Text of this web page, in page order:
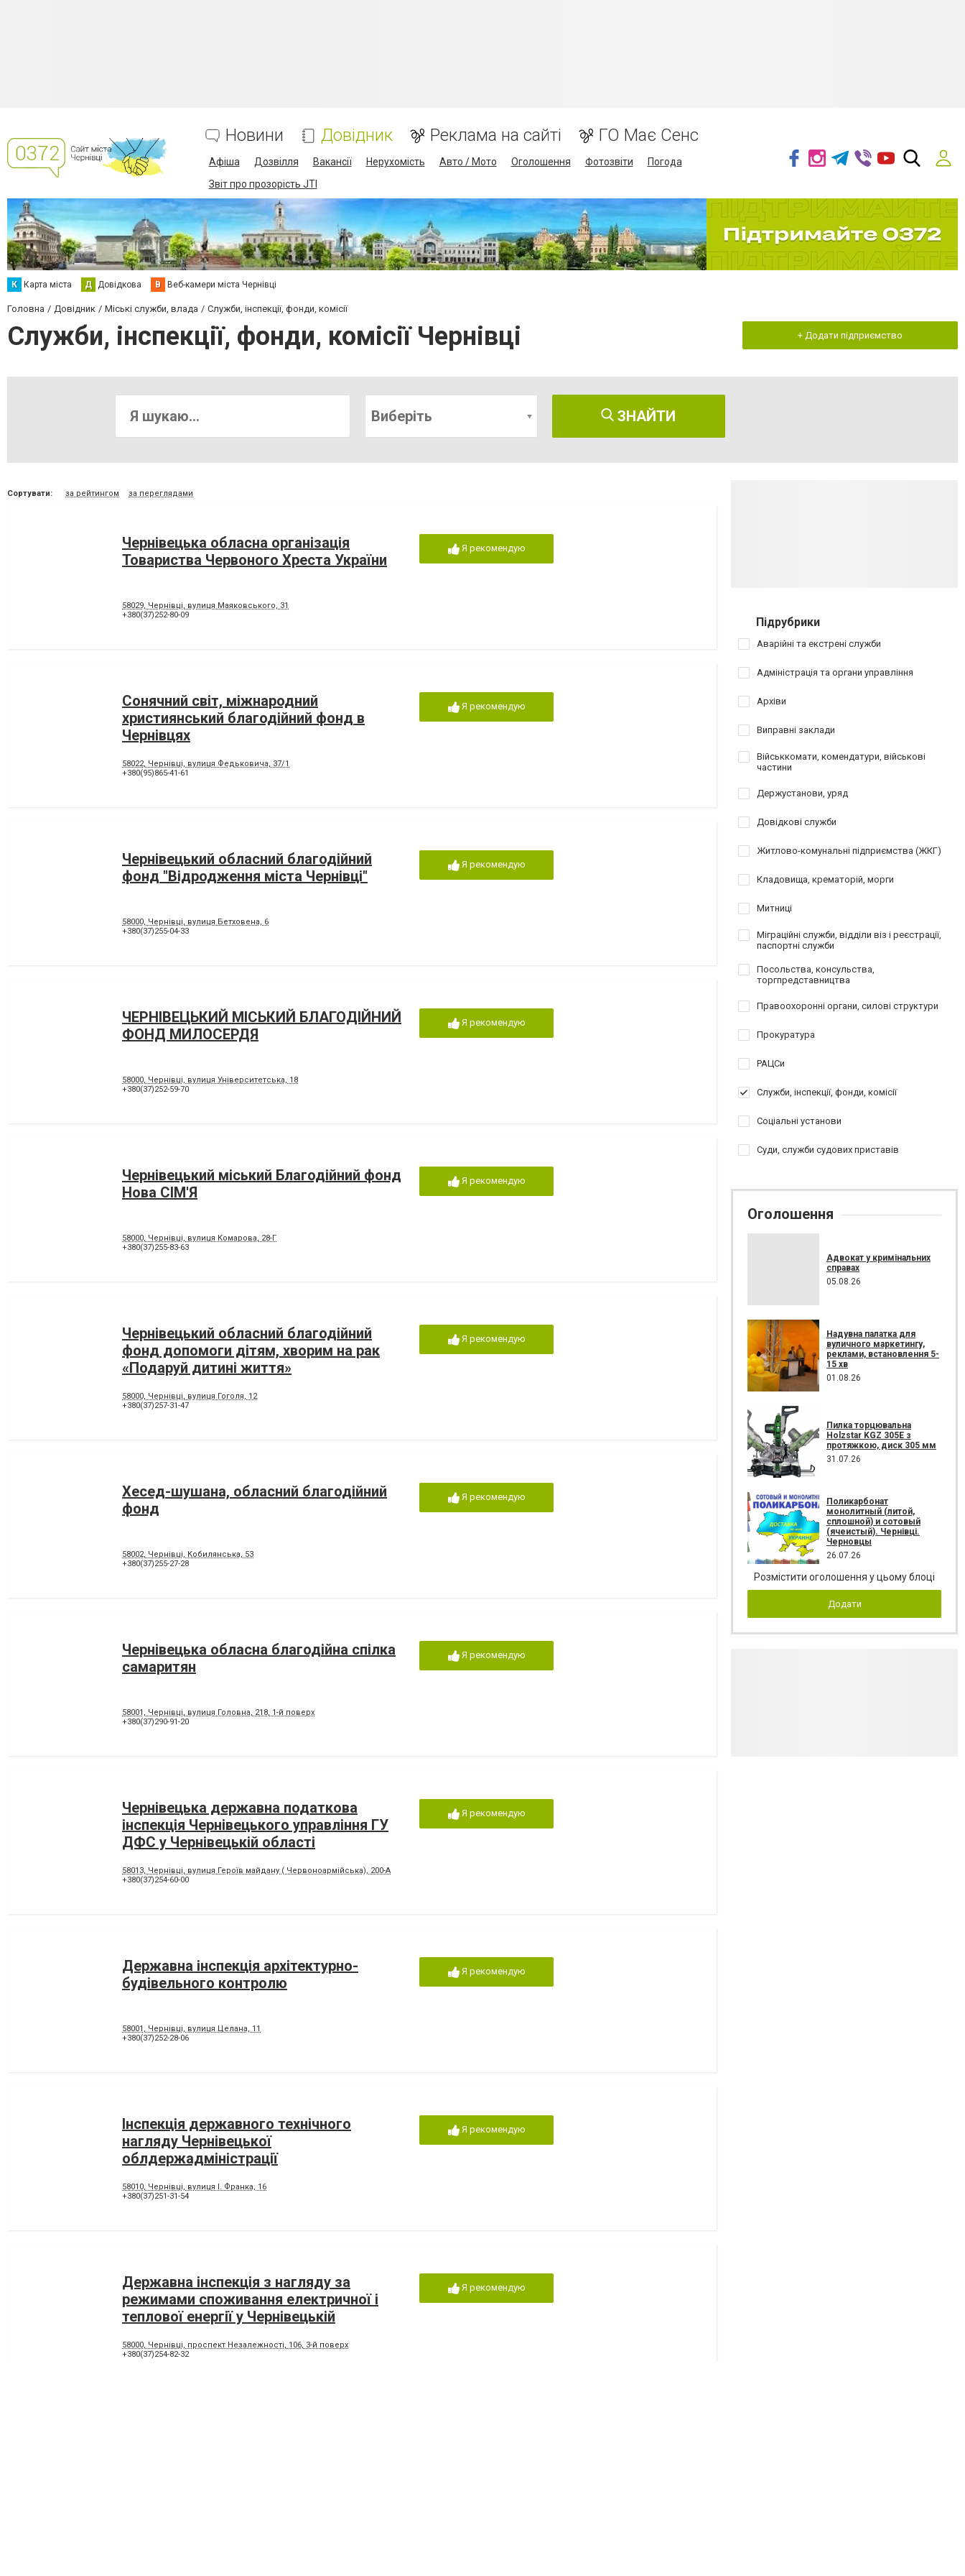
Новини Довідник Реклама на сайті ГО Має Сенс
Афіша Дозвілля Вакансії Нерухомість Авто / Мото Оголошення Фотозвіти
Погода
Звіт про прозорість JTI
К Карта міста Д Довідкова В Веб-камери міста Чернівці
Головна Довідник Міські служби, влада Служби, інспекції, фонди, комісії
Служби, інспекції, фонди, комісії Чернівці + Додати підприємство
Виберіть ЗНАЙТИ
Сортувати: за рейтингом за переглядами
Чернівецька обласна організація
Товариства Червоного Хреста України
58029, Чернівці, вулиця Маяковського, 31
+380(37)252-80-09
Я рекомендую
Сонячний світ, міжнародний
християнський благодійний фонд в
Чернівцях
58022, Чернівці, вулиця Федьковича, 37/1
+380(95)865-41-61
Я рекомендую
Чернівецький обласний благодійний
фонд "Відродження міста Чернівці"
58000, Чернівці, вулиця Бетховена, 6
+380(37)255-04-33
Я рекомендую
ЧЕРНІВЕЦЬКИЙ МІСЬКИЙ БЛАГОДІЙНИЙ
ФОНД МИЛОСЕРДЯ
58000, Чернівці, вулиця Університетська, 18
+380(37)252-59-70
Я рекомендую
Чернівецький міський Благодійний фонд
Нова СІМ'Я
58000, Чернівці, вулиця Комарова, 28-Г
+380(37)255-83-63
Я рекомендую
Чернівецький обласний благодійний
фонд допомоги дітям, хворим на рак
«Подаруй дитині життя»
58000, Чернівці, вулиця Гоголя, 12
+380(37)257-31-47
Я рекомендую
Хесед-шушана, обласний благодійний
фонд
58002, Чернівці, Кобилянська, 53
+380(37)255-27-28
Я рекомендую
Чернівецька обласна благодійна спілка
самаритян
58001, Чернівці, вулиця Головна, 218, 1-й поверх
+380(37)290-91-20
Я рекомендую
Чернівецька державна податкова
інспекція Чернівецького управління ГУ
ДФС у Чернівецькій області
58013, Чернівці, вулиця Героїв майдану ( Червоноармійська), 200-А
+380(37)254-60-00
Я рекомендую
Державна інспекція архітектурно-
будівельного контролю
58001, Чернівці, вулиця Целана, 11
+380(37)252-28-06
Я рекомендую
Інспекція державного технічного
нагляду Чернівецької
облдержадміністрації
58010, Чернівці, вулиця І. Франка, 16
+380(37)251-31-54
Я рекомендую
Державна інспекція з нагляду за
режимами споживання електричної і
теплової енергії у Чернівецькій
58000, Чернівці, проспект Незалежності, 106, 3-й поверх
+380(37)254-82-32
Я рекомендую
Підрубрики
Аварійні та екстрені служби
Адміністрація та органи управління
Архіви
Виправні заклади
Військкомати, комендатури, військові
частини
Держустанови, уряд
Довідкові служби
Житлово-комунальні підприємства (ЖКГ)
Кладовища, крематорій, морги
Митниці
Міграційні служби, відділи віз і реєстрації,
паспортні служби
Посольства, консульства,
торгпредставництва
Правоохоронні органи, силові структури
Прокуратура
РАЦСи
Служби, інспекції, фонди, комісії
Соціальні установи
Суди, служби судових приставів
Оголошення
Адвокат у кримінальних
справах
05.08.26
Надувна палатка для
вуличного маркетингу,
реклами, встановлення 5-
15 хв
01.08.26
Пилка торцювальна
Holzstar KGZ 305E з
протяжкою, диск 305 мм
31.07.26
Поликарбонат
монолитный (литой,
сплошной) и сотовый
(ячеистый). Чернівці.
Черновцы
26.07.26
Розмістити оголошення у цьому блоці
Додати